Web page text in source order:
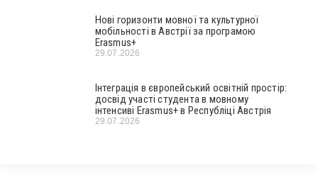
Нові горизонти мовної та культурної
мобільності в Австрії за програмою
Erasmus+
29.07.2026
Інтеграція в європейський освітній простір:
досвід участі студента в мовному
інтенсиві Erasmus+ в Республіці Австрія
29.07.2026